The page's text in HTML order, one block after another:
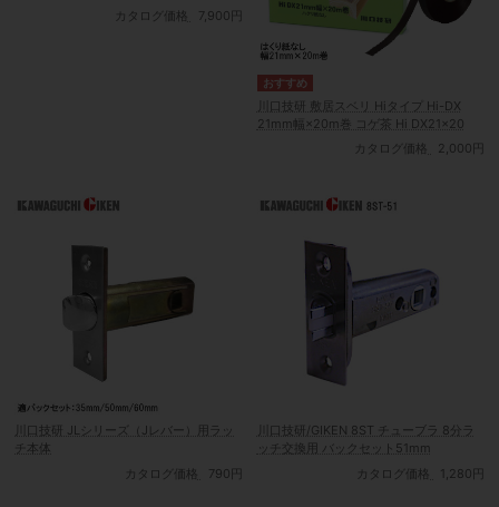
カタログ価格
7,900円
川口技研 敷居スベリ Hiタイプ Hi-DX
21mm幅×20m巻 コゲ茶 Hi DX21×20
カタログ価格
2,000円
川口技研 JLシリーズ（Jレバー）用ラッ
チ本体
カタログ価格
790円
川口技研/GIKEN 8ST チューブラ 8分ラ
ッチ交換用 バックセット51mm
カタログ価格
1,280円